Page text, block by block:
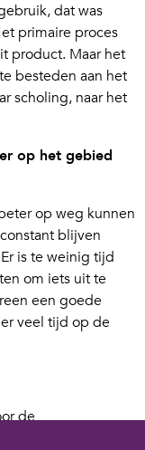
dat was
primaire proces
product. Maar het
besteden aan het
scholing, naar het
op het gebied
op weg kunnen
blijven
is te weinig tijd
om iets uit te
een goede
veel tijd op de
de